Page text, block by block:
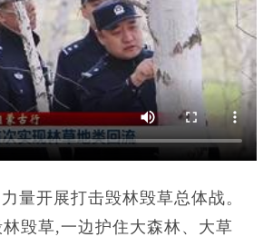
量开展打击毁林毁草总体战。
毁草,一边护住大森林、大草